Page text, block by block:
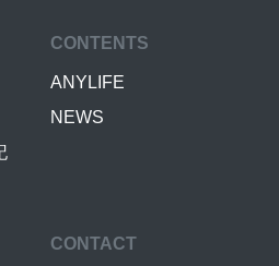
CONTENTS
ANYLIFE
NEWS
CONTACT